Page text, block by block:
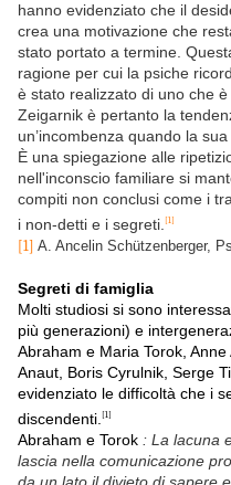
hanno evidenziato che il
crea una motivazione che
stato portato a termine.
ragione per cui la psiche
è stato realizzato di uno che
Zeigarnik è pertanto la
un’incombenza quando la
È una spiegazione alle
nell'inconscio familiare si
compiti non conclusi come i
i non-detti e i segreti. [1]
[1] A. Ancelin Schützenberger,
Segreti di famiglia
Molti studiosi si sono
più generazioni) e
Abraham e Maria Torok,
Anaut, Boris Cyrulnik, Serge
evidenziato le difficoltà che i
discendenti. [1]
Abraham e Torok : La lacuna
lascia nella comunicazione
da un lato il divieto di sapere